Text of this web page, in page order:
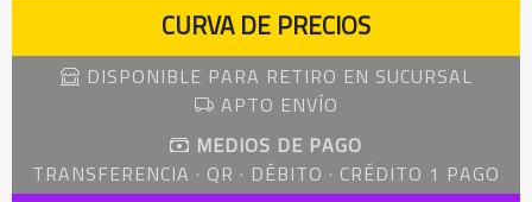
CURVA DE PRECIOS
DISPONIBLE PARA RETIRO EN SUCURSAL
APTO ENVÍO
MEDIOS DE PAGO
TRANSFERENCIA · QR · DÉBITO · CRÉDITO 1 PAGO